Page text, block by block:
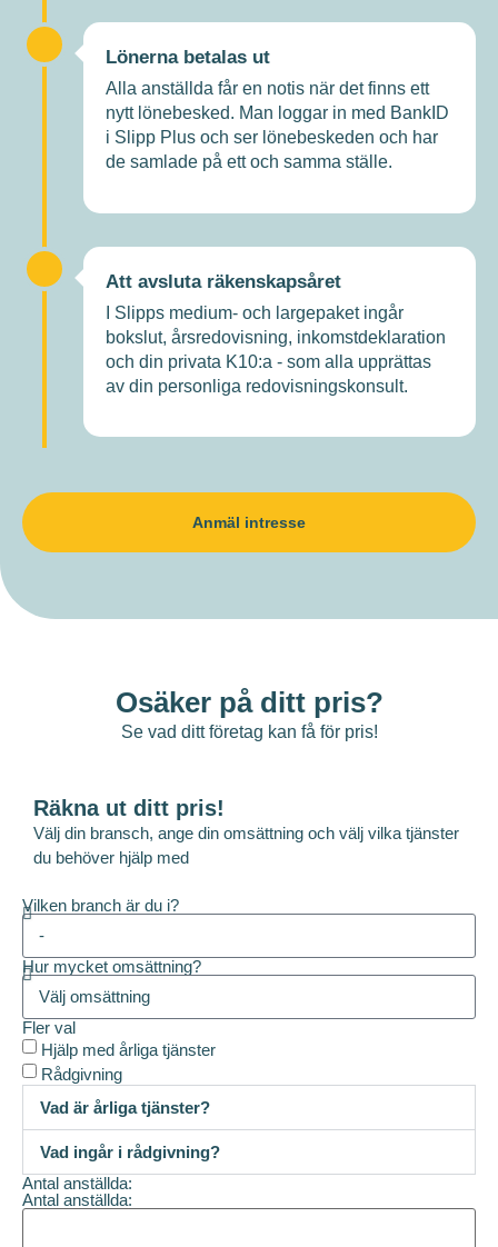
Lönerna betalas ut
Alla anställda får en notis när det finns ett
nytt lönebesked. Man loggar in med BankID
i Slipp Plus och ser lönebeskeden och har
de samlade på ett och samma ställe.
Att avsluta räkenskapsåret
I Slipps medium- och largepaket ingår
bokslut, årsredovisning, inkomstdeklaration
och din privata K10:a - som alla upprättas
av din personliga redovisningskonsult.
Anmäl intresse
Osäker på ditt pris?
Se vad ditt företag kan få för pris!
Räkna ut ditt pris!
Välj din bransch, ange din omsättning och välj vilka tjänster
du behöver hjälp med
Vilken branch är du i?
Hur mycket omsättning?
Fler val
Hjälp med årliga tjänster
Rådgivning
Vad är årliga tjänster?
Vad ingår i rådgivning?
Antal anställda:
Antal anställda: